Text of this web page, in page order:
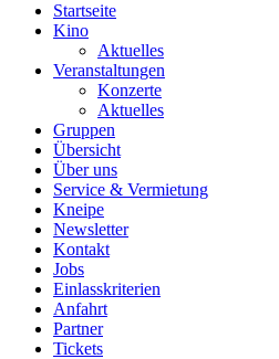
Startseite
Kino
Aktuelles
Veranstaltungen
Konzerte
Aktuelles
Gruppen
Übersicht
Über uns
Service & Vermietung
Kneipe
Newsletter
Kontakt
Jobs
Einlasskriterien
Anfahrt
Partner
Tickets